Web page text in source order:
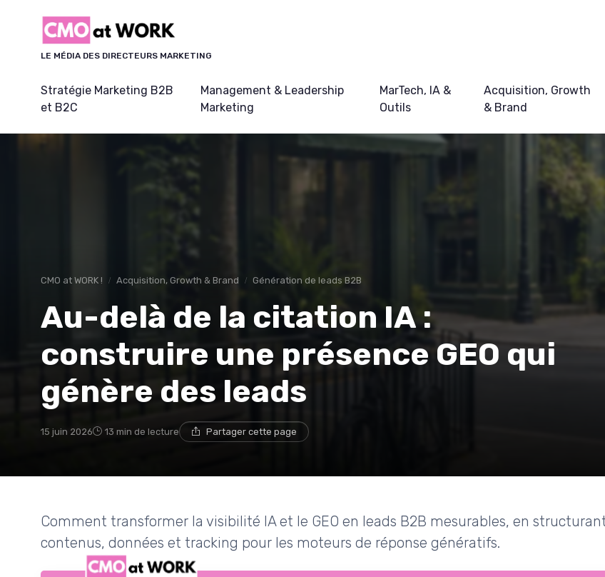
LE MÉDIA DES DIRECTEURS MARKETING
Stratégie Marketing B2B
et B2C
Management & Leadership
Marketing
MarTech, IA &
Outils
Acquisition, Growth
& Brand
CMO at WORK ! Acquisition, Growth & Brand Génération de leads B2B
Au-delà de la citation IA :
construire une présence GEO qui
génère des leads
15 juin 2026 13 min de lecture Partager cette page
Comment transformer la visibilité IA et le GEO en leads B2B mesurables, en
contenus, données et tracking pour les moteurs de réponse génératifs.